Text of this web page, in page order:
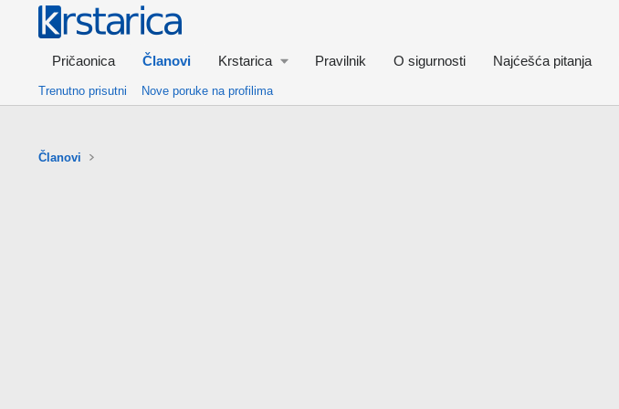
Pričaonica Članovi Krstarica Pravilnik O sigurnosti Najćešća pitanja
Trenutno prisutni Nove poruke na profilima
Članovi